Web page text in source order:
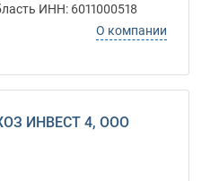
ИНН: 6011000518
О компании
ИНВЕСТ 4, ООО